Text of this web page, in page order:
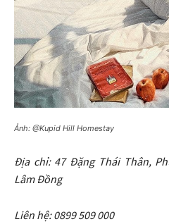
Ảnh: @Kupid Hill Homestay
Địa chỉ: 47 Đặng Thái Thân,
Lâm Đồng
Liên hệ: 0899 509 000